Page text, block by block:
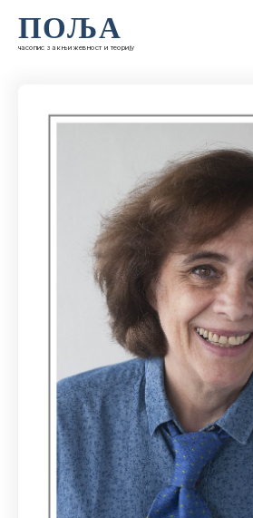
ПОЉА
часопис за књижевност и теорију